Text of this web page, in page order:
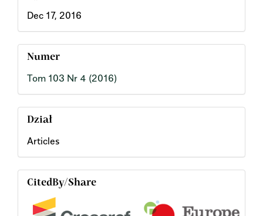
Dec 17, 2016
Numer
Tom 103 Nr 4 (2016)
Dział
Articles
CitedBy/Share